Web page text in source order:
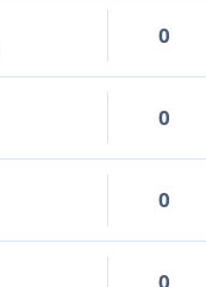
0
0
0
0